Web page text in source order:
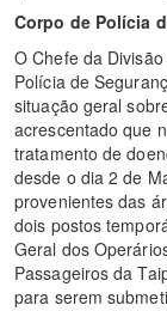
Corpo de Polícia
O Chefe da
Polícia de
situação geral
acrescentado que
tratamento de
desde o dia 2 de
provenientes das
dois postos
Geral dos
Passageiros da
para serem